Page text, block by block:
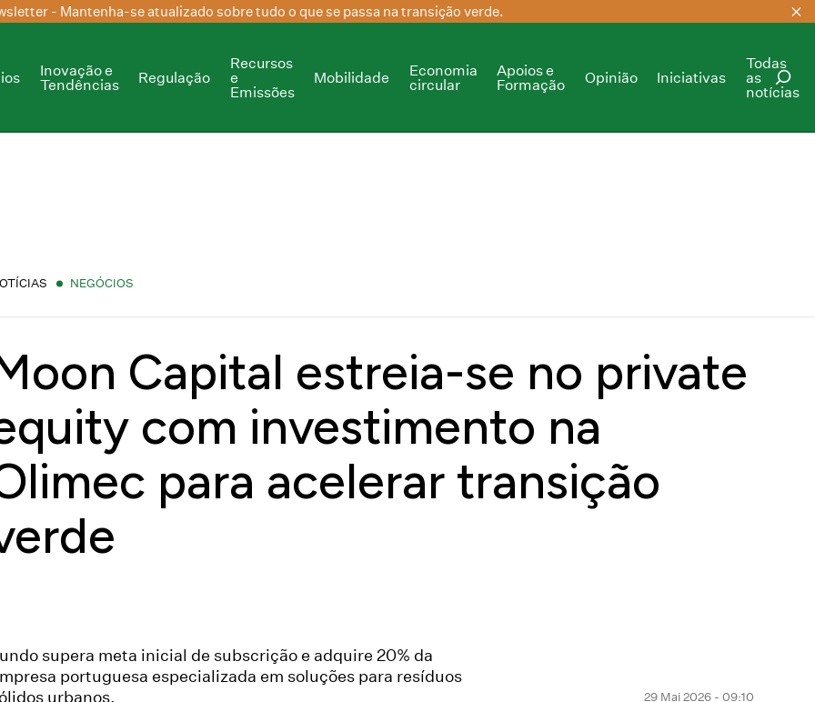
- Mantenha-se atualizado sobre tudo o que se passa na transição verde.
Inovação e
Tendências
Regulação
Recursos
e
Emissões
Mobilidade
Economia
circular
Apoios e
Formação
Opinião Iniciativas
Todas
as
notícias
NEGÓCIOS
Capital estreia-se no private
com investimento na
para acelerar transição
supera meta inicial de subscrição e adquire 20% da
portuguesa especializada em soluções para resíduos
urbanos.
29 Mai 2026 - 09:10